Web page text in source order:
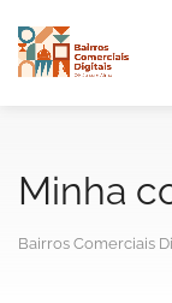
Minha
Bairros Comerciais